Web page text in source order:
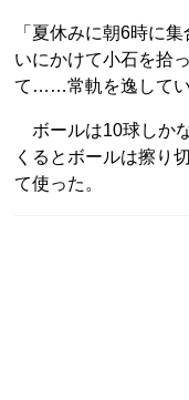
「夏休みに朝6時に
いにかけて小石を拾
て……常軌を逸してい
ボールは10球しか
くるとボールは擦り
て使った。